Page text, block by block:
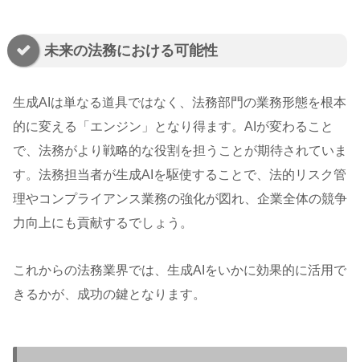
未来の法務における可能性
生成AIは単なる道具ではなく、法務部門の業務形態を根本
的に変える「エンジン」となり得ます。AIが変わること
で、法務がより戦略的な役割を担うことが期待されていま
す。法務担当者が生成AIを駆使することで、法的リスク管
理やコンプライアンス業務の強化が図れ、企業全体の競争
力向上にも貢献するでしょう。
これからの法務業界では、生成AIをいかに効果的に活用で
きるかが、成功の鍵となります。